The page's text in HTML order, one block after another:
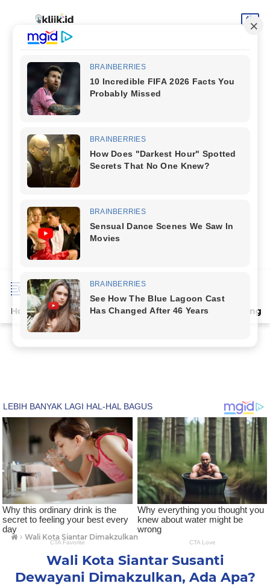
Home Terpopuler Indeks Artikel Deli Serdang
› Wali Kota Siantar Dimakzulkan
Wali Kota Siantar Susanti
Dewayani Dimakzulkan, Ada Apa?